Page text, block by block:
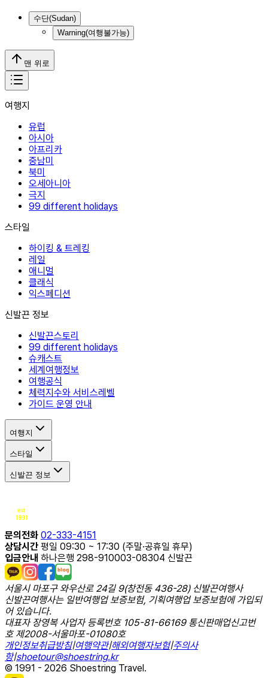
수단(Sudan)
Warning(여행불가능)
맨 위로
여행지
유럽
아시아
아프리카
중남미
북미
오세아니아
극지
99 different holidays
스타일
하이킹 & 트레킹
레일
애니멀
클래식
익스페디션
신발끈 정보
신발끈스토리
99 different holidays
슈캐스트
세계여행정보
여행공식
체력지수와 서비스레벨
가이드 운영 안내
여행지
스타일
신발끈 정보
문의전화 02-333-4151
상담시간 평일 09:30 ~ 17:30 (주말·공휴일 휴무)
입금안내 하나은행 298-910003-08304 신발끈
서울시 마포구 와우산로 24길 9(창전동 436-28) 신발끈여행사
신발끈여행사는 일반여행업 보증보험, 기획여행업 보증보험에 가입되
어 있습니다.
대표자 장영복 사업자 등록번호 105-81-66169 통신판매업신고번
호 제2008-서울마포-01080호
개인정보취급방침|여행약관|해외여행자보험|주의사
항|shoetour@shoestring.kr
© 1991 - 2026 Shoestring Travel.